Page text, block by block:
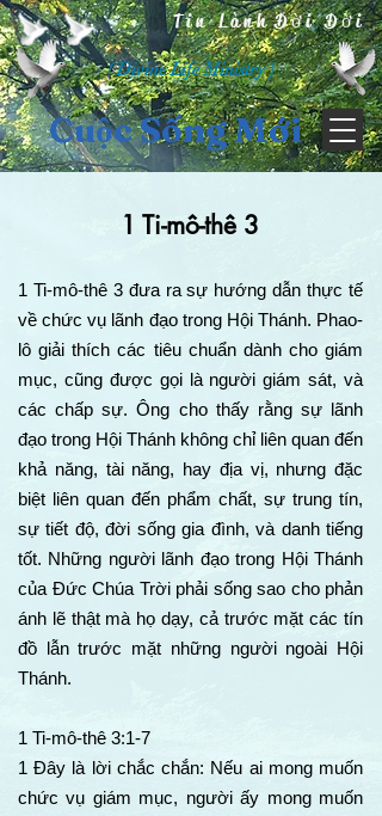
Tin Lành Đời Đời
( Divine Life Ministry )
Cuộc Sống Mới
1 Ti-mô-thê 3
1 Ti-mô-thê 3 đưa ra sự hướng dẫn thực tế
về chức vụ lãnh đạo trong Hội Thánh. Phao-
lô giải thích các tiêu chuẩn dành cho giám
mục, cũng được gọi là người giám sát, và
các chấp sự. Ông cho thấy rằng sự lãnh
đạo trong Hội Thánh không chỉ liên quan đến
khả năng, tài năng, hay địa vị, nhưng đặc
biệt liên quan đến phẩm chất, sự trung tín,
sự tiết độ, đời sống gia đình, và danh tiếng
tốt. Những người lãnh đạo trong Hội Thánh
của Đức Chúa Trời phải sống sao cho phản
ánh lẽ thật mà họ dạy, cả trước mặt các tín
đồ lẫn trước mặt những người ngoài Hội
Thánh.
1 Ti-mô-thê 3:1-7
1 Đây là lời chắc chắn: Nếu ai mong muốn
chức vụ giám mục, người ấy mong muốn